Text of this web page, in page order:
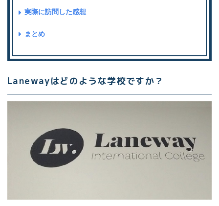
実際に訪問した感想
まとめ
Lanewayはどのような学校ですか？